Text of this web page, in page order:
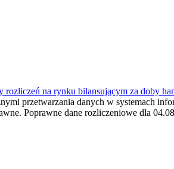
na rynku bilansującym za doby
przetwarzania danych w systemach
Poprawne dane rozliczeniowe dla